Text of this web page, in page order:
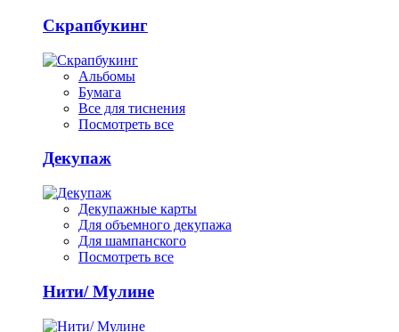
Скрапбукинг
Альбомы
Бумага
Все для тиснения
Посмотреть все
Декупаж
Декупажные карты
Для объемного декупажа
Для шампанского
Посмотреть все
Нити/ Мулине